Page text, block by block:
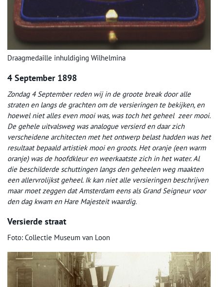
Draagmedaille inhuldiging Wilhelmina
4 September 1898
Zondag 4 September reden wij in de groote break door alle
straten en langs de grachten om de versieringen te bekijken, en
hoewel niet alles even mooi was, was toch het geheel zeer mooi.
De gehele uitvalsweg was analogue versierd en daar zich
verscheidene architecten met het ontwerp belast hadden was het
resultaat bepaald artistiek mooi en groots. Het oranje (een warm
oranje) was de hoofdkleur en weerkaatste zich in het water. Al
die beschilderde schuttingen langs den geheelen weg maakten
een allervrolijkst geheel. Ik kan niet alle versieringen beschrijven
maar moet zeggen dat Amsterdam eens als Grand Seigneur voor
den dag kwam en Hare Majesteit waardig.
Versierde straat
Foto: Collectie Museum van Loon